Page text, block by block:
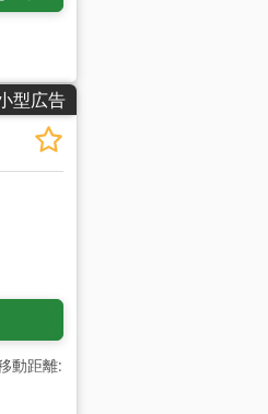
型広告
動距離: